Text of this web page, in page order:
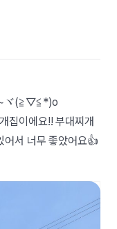
~ヾ(≧▽≦*)o
집이에요!! 부대찌개
어서 너무 좋았어요👍